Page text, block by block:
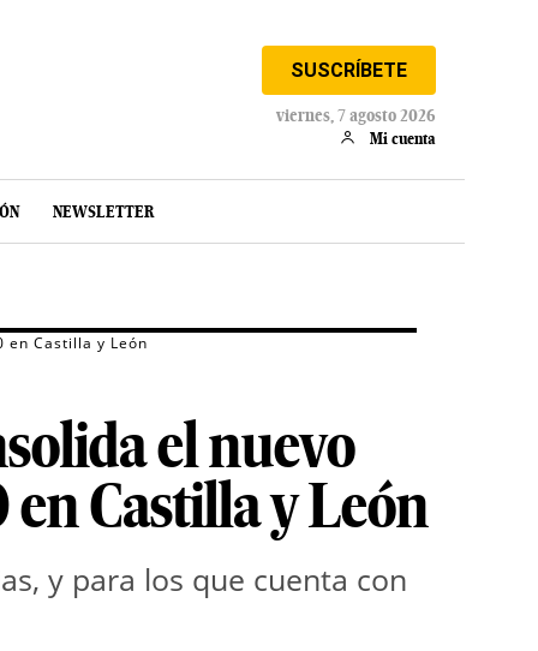
SUSCRÍBETE
viernes, 7 agosto 2026
Mi cuenta
NEWSLETTER
en Castilla y León
el nuevo
Castilla y León
y para los que cuenta con